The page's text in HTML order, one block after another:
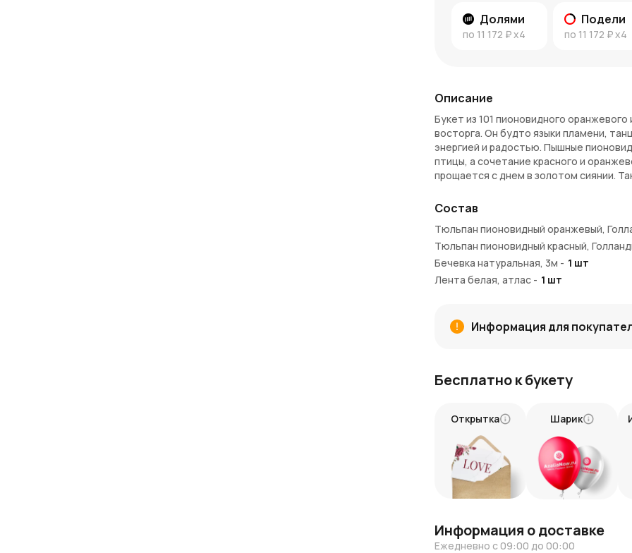
Долями
по 11 172 ₽x4
Подели
по 11 172 ₽x4
Описание
Букет из 101 пионовидного
восторга. Он будто языки пламени,
энергией и радостью. Пышные
птицы, а сочетание красного и
прощается с днем в золотом сиянии.
Очарование букета
Яркость и динамика. Оранжевые и
пламени.
Пышность лепестков .
завораживая своей красотой.
Настоящее волшебство. Этот
бережной доставке. AzaliaNow
любимого человека искру счастья.
Этот букет — словно магия солнца,
как не сможет ни одно слово.
Состав
Тюльпан пионовидный оранжевый,
Тюльпан пионовидный красный,
Бечевка натуральная, 3м - 1 шт
Лента белая, атлас - 1 шт
Информация для
Бесплатно к букету
Открытка Шарик
Информация о доставке
Ежедневно с 09:00 до 00:00